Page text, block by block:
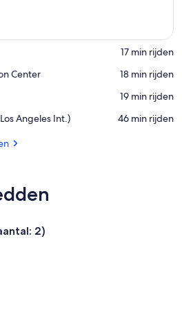
‪17 min rijden‬
Center
‪18 min rijden‬
‪19 min rijden‬
Angeles Int.)
‪46 min rijden‬
2)